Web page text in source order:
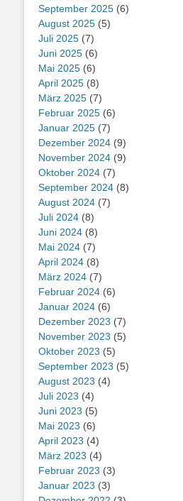
September 2025 (6)
August 2025 (5)
Juli 2025 (7)
Juni 2025 (6)
Mai 2025 (6)
April 2025 (8)
März 2025 (7)
Februar 2025 (6)
Januar 2025 (7)
Dezember 2024 (9)
November 2024 (9)
Oktober 2024 (7)
September 2024 (8)
August 2024 (7)
Juli 2024 (8)
Juni 2024 (8)
Mai 2024 (7)
April 2024 (8)
März 2024 (7)
Februar 2024 (6)
Januar 2024 (6)
Dezember 2023 (7)
November 2023 (5)
Oktober 2023 (5)
September 2023 (5)
August 2023 (4)
Juli 2023 (4)
Juni 2023 (5)
Mai 2023 (6)
April 2023 (4)
März 2023 (4)
Februar 2023 (3)
Januar 2023 (3)